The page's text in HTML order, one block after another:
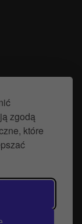
zgodą
które